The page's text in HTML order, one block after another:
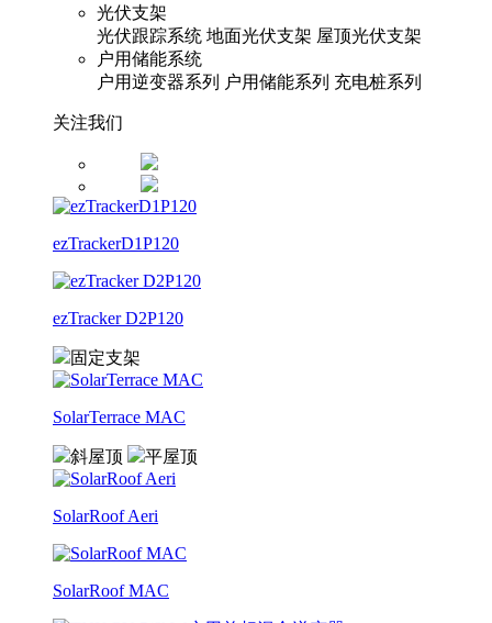
光伏支架
光伏跟踪系统 地面光伏支架 屋顶光伏支架
户用储能系统
户用逆变器系列
户用储能系列 充电桩系列
关注我们
ezTrackerD1P120
ezTracker D2P120
固定支架
SolarTerrace MAC
斜屋顶 平屋顶
SolarRoof Aeri
SolarRoof MAC